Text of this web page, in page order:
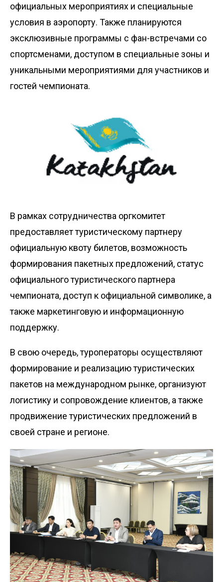
официальных мероприятиях и специальные
условия в аэропорту. Также планируются
эксклюзивные программы с фан-встречами со
спортсменами, доступом в специальные зоны и
уникальными мероприятиями для участников и
гостей чемпионата.
В рамках сотрудничества оргкомитет
предоставляет туристическому партнеру
официальную квоту билетов, возможность
формирования пакетных предложений, статус
официального туристического партнера
чемпионата, доступ к официальной символике, а
также маркетинговую и информационную
поддержку.
В свою очередь, туроператоры осуществляют
формирование и реализацию туристических
пакетов на международном рынке, организуют
логистику и сопровождение клиентов, а также
продвижение туристических предложений в
своей стране и регионе.